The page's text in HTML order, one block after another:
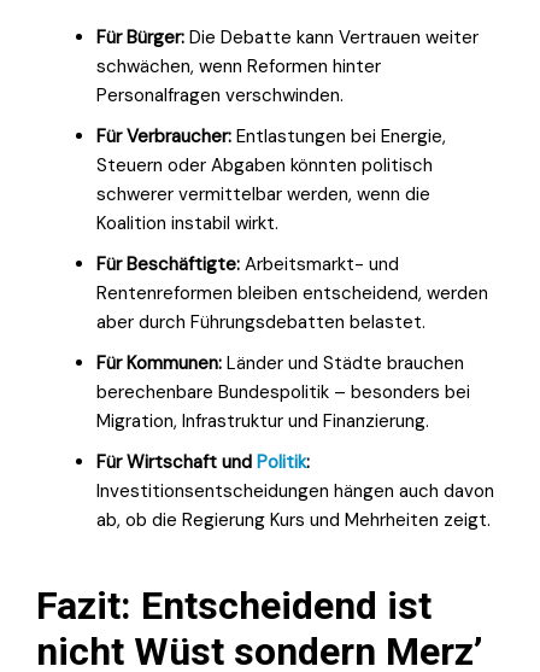
Für Bürger: Die Debatte kann Vertrauen weiter
schwächen, wenn Reformen hinter
Personalfragen verschwinden.
Für Verbraucher: Entlastungen bei Energie,
Steuern oder Abgaben könnten politisch
schwerer vermittelbar werden, wenn die
Koalition instabil wirkt.
Für Beschäftigte: Arbeitsmarkt- und
Rentenreformen bleiben entscheidend, werden
aber durch Führungsdebatten belastet.
Für Kommunen: Länder und Städte brauchen
berechenbare Bundespolitik – besonders bei
Migration, Infrastruktur und Finanzierung.
Für Wirtschaft und Politik:
Investitionsentscheidungen hängen auch davon
ab, ob die Regierung Kurs und Mehrheiten zeigt.
Fazit: Entscheidend ist
nicht Wüst sondern Merz’